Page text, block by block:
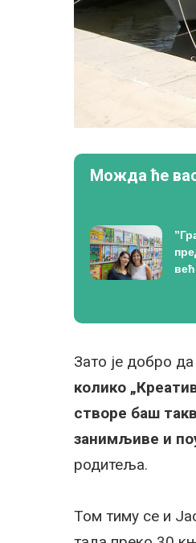
Можда ће
Зато је добро
колико
створе баш
занимљиве и
родитеља.
Том тиму се и